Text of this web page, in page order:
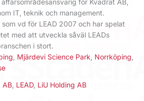
för Kvadrat AB,
IT, teknik och management.
vd för LEAD 2007 och har spelat
med att utveckla såväl LEADs
i stort.
Mjärdevi Science Park Norrköping
AB LEAD, LiU Holding AB